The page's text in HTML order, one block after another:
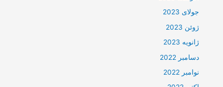
جولای 2023
ژوئن 2023
ژانویه 2023
دسامبر 2022
نوامبر 2022